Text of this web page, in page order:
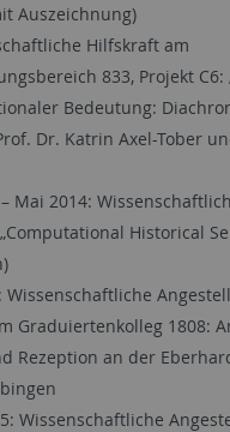
Auszeichnung)
Hilfskraft am
833, Projekt C6:
Bedeutung:
Dr. Katrin Axel-Tober
Mai 2014:
Historical
Wissenschaftliche
Graduiertenkolleg 1808:
Rezeption an der
Wissenschaftliche